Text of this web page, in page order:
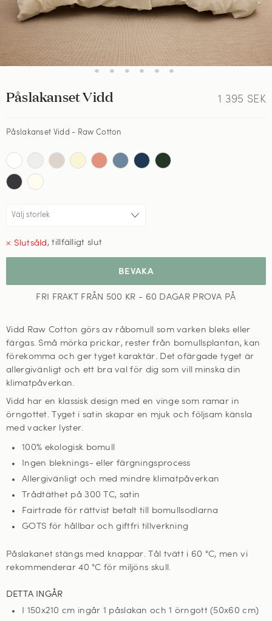
• • • • • •
1 395 SEK
Påslakanset Vidd
Påslakanset Vidd - Raw Cotton
,tillfälligt slut
BEVAKA
FRI FRAKT FRÅN 500 KR - 60 DAGAR PROVA PÅ
Vidd Raw Cotton görs av råbomull som varken bleks eller
färgas. Små mörka prickar, rester från bomullsplantan, kan
förekomma och ger tyget karaktär. Det ofärgade tyget är
allergivänligt och ett bra val för dig som vill minska din
klimatpåverkan.
Vidd har en klassisk design med en vinge som ramar in
örngottet. Tyget i satin skapar en mjuk och följsam känsla
med vacker lyster.
100% ekologisk bomull
Ingen bleknings- eller färgningsprocess
Allergivänligt och med mindre klimatpåverkan
Trådtäthet på 300 TC, satin
Fairtrade för rättvist betalt till bomullsodlarna
GOTS för hållbar och giftfri tillverkning
Påslakanet stängs med knappar. Tål tvätt i 60 °C, men vi
rekommenderar 40 °C för miljöns skull .
DETTA INGÅR
I 150x210 cm ingår 1 påslakan och 1 örngott (50x60 cm)